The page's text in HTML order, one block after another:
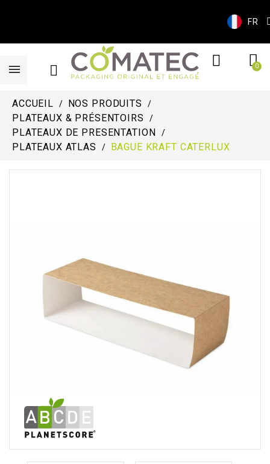
FR
ACCUEIL
NOS PRODUITS
PLATEAUX & PRÉSENTOIRS
PLATEAUX DE PRESENTATION
PLATEAUX ATLAS
BAGUE KRAFT CATERLUX